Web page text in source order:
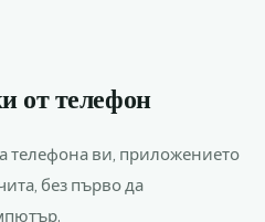
от телефон
телефона ви, приложението
без първо да